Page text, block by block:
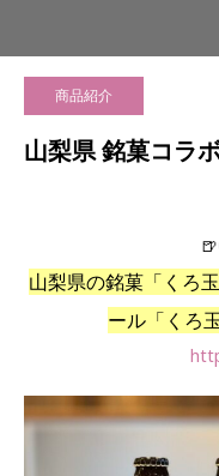
商品紹介
山梨県 銘菓コラ
山梨県の銘菓「くろ
ール「くろ